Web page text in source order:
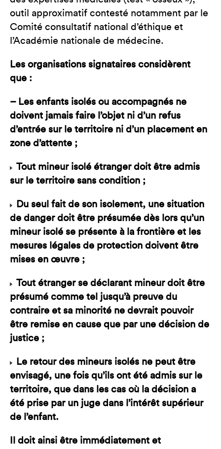
outil approximatif contesté notamment par le
Comité consultatif national d’éthique et
l’Académie nationale de médecine.
Les organisations signataires considèrent
que :
– Les enfants isolés ou accompagnés ne
doivent jamais faire l’objet ni d’un refus
d’entrée sur le territoire ni d’un placement en
zone d’attente ;
Tout mineur isolé étranger doit être admis
sur le territoire sans condition ;
Du seul fait de son isolement, une situation
de danger doit être présumée dès lors qu’un
mineur isolé se présente à la frontière et les
mesures légales de protection doivent être
mises en œuvre ;
Tout étranger se déclarant mineur doit être
présumé comme tel jusqu’à preuve du
contraire et sa minorité ne devrait pouvoir
être remise en cause que par une décision de
justice ;
Le retour des mineurs isolés ne peut être
envisagé, une fois qu’ils ont été admis sur le
territoire, que dans les cas où la décision a
été prise par un juge dans l’intérêt supérieur
de l’enfant.
Il doit ainsi être immédiatement et